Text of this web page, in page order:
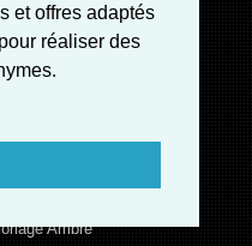
et offres adaptés
réaliser des
Rayan
Ambre